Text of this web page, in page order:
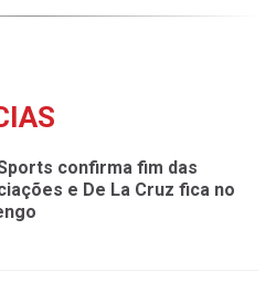
confirma fim das
e De La Cruz fica no